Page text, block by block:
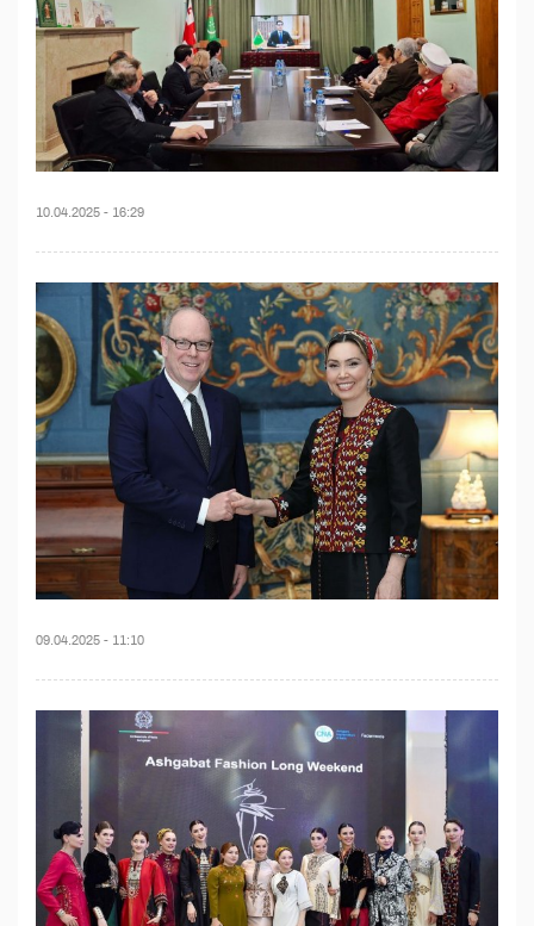
10.04.2025 - 16:29
09.04.2025 - 11:10